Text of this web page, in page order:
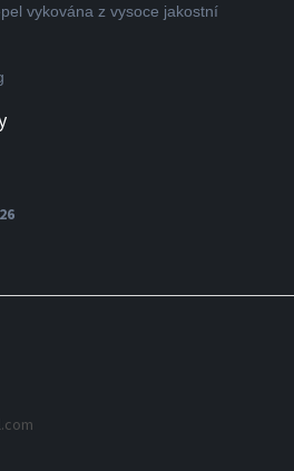
vykována z vysoce jakostní